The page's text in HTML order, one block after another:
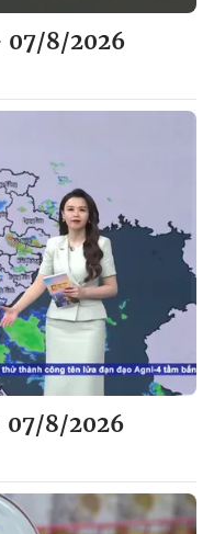
07/8/2026
07/8/2026